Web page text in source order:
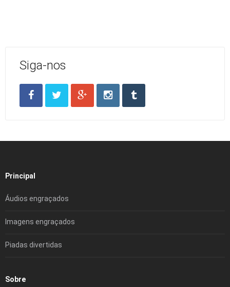
Siga-nos
Principal
Áudios engraçados
Imagens engraçados
Piadas divertidas
Sobre